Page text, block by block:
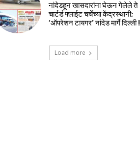
नांदेडहून खासदारांना घेऊन गेलेले ते
चार्टर्ड फ्लाईट चर्चेच्या केंद्रस्थानी;
‘ऑपरेशन टायगर’ नांदेड मार्गे दिल्ली !
Load more